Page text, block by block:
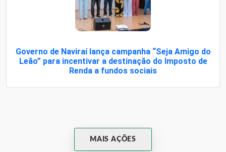
Governo de Naviraí lança campanha “Seja Amigo do
Leão” para incentivar a destinação do Imposto de
Renda a fundos sociais
MAIS AÇÕES